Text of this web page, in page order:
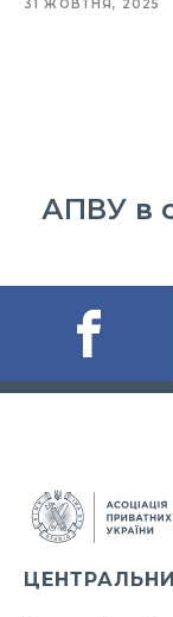
31 ЖОВТНЯ, 2025
АПВУ в